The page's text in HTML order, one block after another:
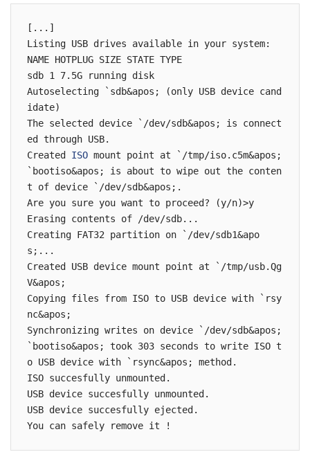
[...]
Listing USB drives available in your system:
NAME HOTPLUG SIZE STATE TYPE
sdb 1 7.5G running disk
Autoselecting `sdb&apos; (only USB device cand
idate)
The selected device `/dev/sdb&apos; is connect
ed through USB.
Created ISO mount point at `/tmp/iso.c5m&apos;
`bootiso&apos; is about to wipe out the conten
t of device `/dev/sdb&apos;.
Are you sure you want to proceed? (y/n)>y
Erasing contents of /dev/sdb...
Creating FAT32 partition on `/dev/sdb1&apo
s;...
Created USB device mount point at `/tmp/usb.Qg
V&apos;
Copying files from ISO to USB device with `rsy
nc&apos;
Synchronizing writes on device `/dev/sdb&apos;
`bootiso&apos; took 303 seconds to write ISO t
o USB device with `rsync&apos; method.
ISO succesfully unmounted.
USB device succesfully unmounted.
USB device succesfully ejected.